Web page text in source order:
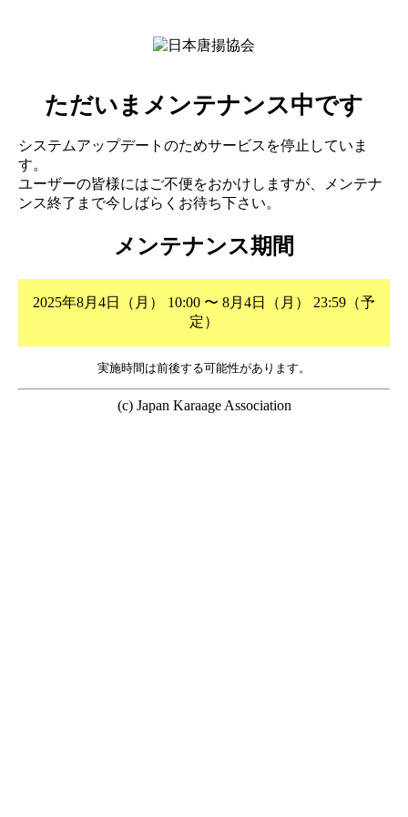
ただいまメンテナンス中です
システムアップデートのためサービスを停止していま
す。
ユーザーの皆様にはご不便をおかけしますが、メンテナ
ンス終了まで今しばらくお待ち下さい。
メンテナンス期間
2025年8月4日（月） 10:00 〜 8月4日（月） 23:59（予
定）
実施時間は前後する可能性があります。
(c) Japan Karaage Association